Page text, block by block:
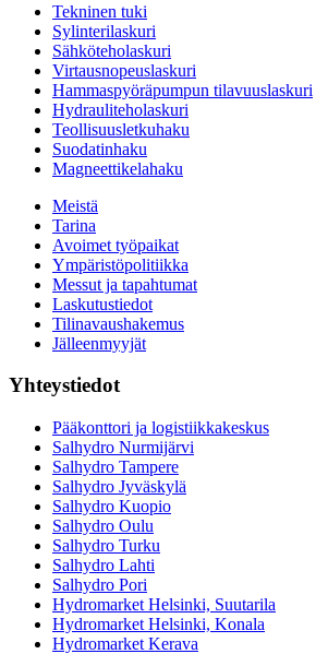
Tekninen tuki
Sylinterilaskuri
Sähköteholaskuri
Virtausnopeuslaskuri
Hammaspyöräpumpun tilavuuslaskuri
Hydrauliteholaskuri
Teollisuusletkuhaku
Suodatinhaku
Magneettikelahaku
Meistä
Tarina
Avoimet työpaikat
Ympäristöpolitiikka
Messut ja tapahtumat
Laskutustiedot
Tilinavaushakemus
Jälleenmyyjät
Yhteystiedot
Pääkonttori ja logistiikkakeskus
Salhydro Nurmijärvi
Salhydro Tampere
Salhydro Jyväskylä
Salhydro Kuopio
Salhydro Oulu
Salhydro Turku
Salhydro Lahti
Salhydro Pori
Hydromarket Helsinki, Suutarila
Hydromarket Helsinki, Konala
Hydromarket Kerava